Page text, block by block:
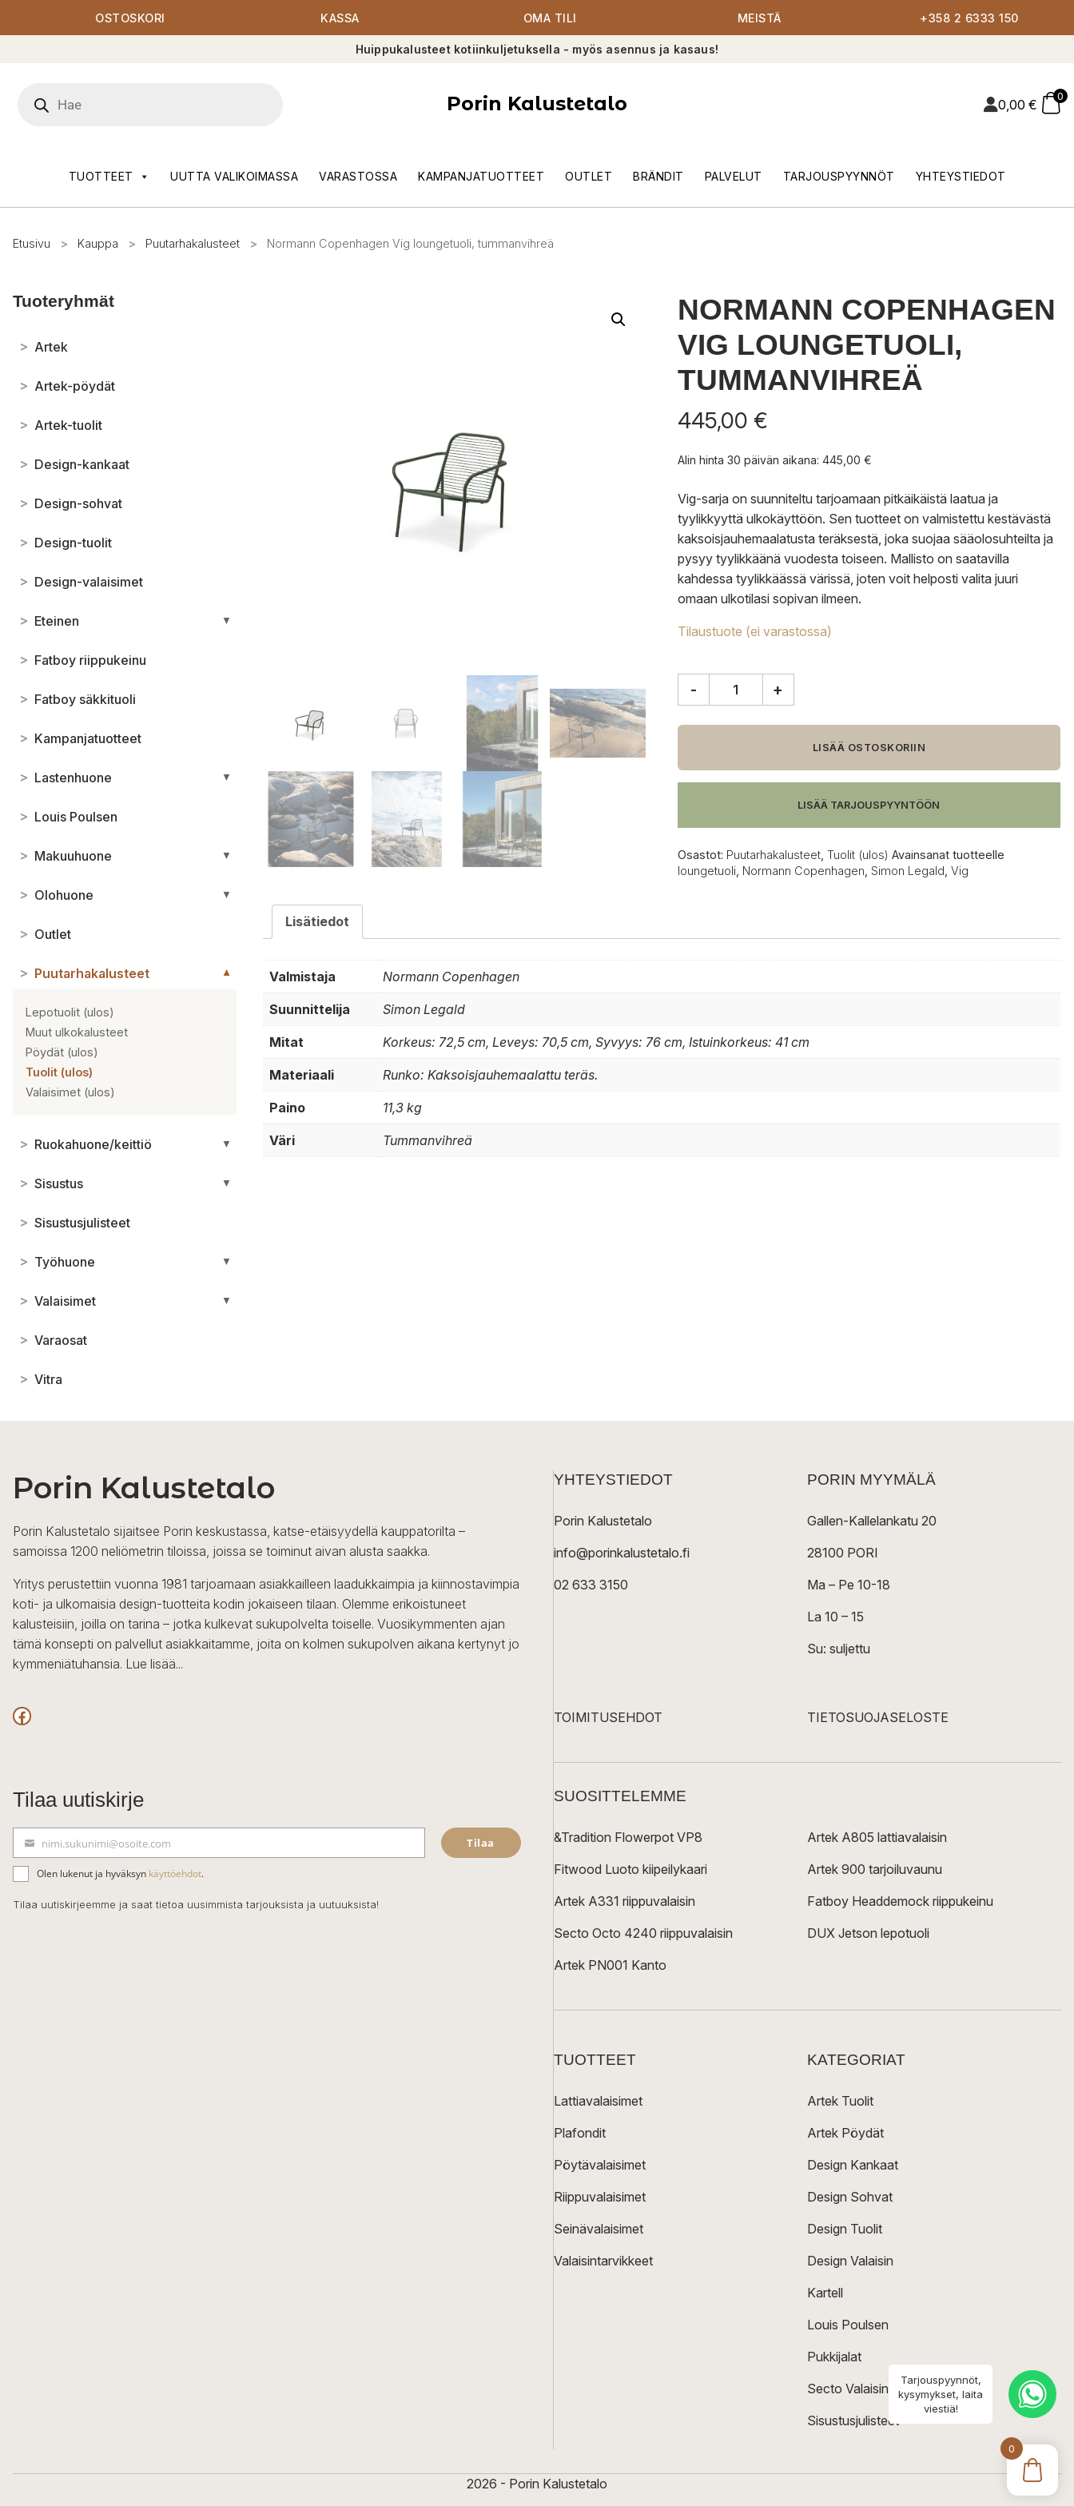
OSTOSKORI KASSA OMA TILI MEISTÄ +358 2 6333 150
Huippukalusteet kotiinkuljetuksella - myös asennus ja kasaus!
search
Porin Kalustetalo 0,00 €
0
TUOTTEET UUTTA VALIKOIMASSA VARASTOSSA KAMPANJATUOTTEET OUTLET BRÄNDIT PALVELUT TARJOUSPYYNNÖT YHTEYSTIEDOT
Etusivu > Kauppa > Puutarhakalusteet > Normann Copenhagen Vig loungetuoli, tummanvihreä
Tuoteryhmät
> Artek
> Artek-pöydät
> Artek-tuolit
> Design-kankaat
> Design-sohvat
> Design-tuolit
> Design-valaisimet
> Eteinen ▼
> Fatboy riippukeinu
> Fatboy säkkituoli
> Kampanjatuotteet
> Lastenhuone ▼
> Louis Poulsen
> Makuuhuone ▼
> Olohuone ▼
> Outlet
> Puutarhakalusteet ▼
Lepotuolit (ulos)
Muut ulkokalusteet
Pöydät (ulos)
Tuolit (ulos)
Valaisimet (ulos)
> Ruokahuone/keittiö ▼
> Sisustus ▼
> Sisustusjulisteet
> Työhuone ▼
> Valaisimet ▼
> Varaosat
> Vitra
NORMANN COPENHAGEN
VIG LOUNGETUOLI,
TUMMANVIHREÄ
445,00 €
Alin hinta 30 päivän aikana: 445,00 €
Vig-sarja on suunniteltu tarjoamaan pitkäikäistä laatua ja
tyylikkyyttä ulkokäyttöön. Sen tuotteet on valmistettu kestävästä
kaksoisjauhemaalatusta teräksestä, joka suojaa sääolosuhteilta ja
pysyy tyylikkäänä vuodesta toiseen. Mallisto on saatavilla
kahdessa tyylikkäässä värissä, joten voit helposti valita juuri
omaan ulkotilasi sopivan ilmeen.
Tilaustuote (ei varastossa)
Vig
tummanvihreä
määrä
- +
LISÄÄ OSTOSKORIIN
LISÄÄ TARJOUSPYYNTÖÖN
Osastot: Puutarhakalusteet, Tuolit (ulos) Avainsanat tuotteelle
loungetuoli, Normann Copenhagen Simon Legald Vig
Lisätiedot
Valmistaja Normann Copenhagen
Suunnittelija Simon Legald
Mitat Korkeus: 72,5 cm, Leveys: 70,5 cm, Syvyys: 76 cm, Istuinkorkeus: 41 cm
Materiaali Runko: Kaksoisjauhemaalattu teräs.
Paino 11,3 kg
Väri Tummanvihreä
0
Porin Kalustetalo
Porin Kalustetalo sijaitsee Porin keskustassa, katse-etäisyydellä kauppatorilta –
samoissa 1200 neliömetrin tiloissa, joissa se toiminut aivan alusta saakka.
Yritys perustettiin vuonna 1981 tarjoamaan asiakkailleen laadukkaimpia ja kiinnostavimpia
koti- ja ulkomaisia design-tuotteita kodin jokaiseen tilaan. Olemme erikoistuneet
kalusteisiin, joilla on tarina – jotka kulkevat sukupolvelta toiselle. Vuosikymmenten ajan
tämä konsepti on palvellut asiakkaitamme, joita on kolmen sukupolven aikana kertynyt jo
kymmeniätuhansia. Lue lisää...
Facebook
Tilaa uutiskirje
ä
h
k
nimi.sukunimi@osoite.com Tilaa
Olen lukenut ja hyväksyn käyttöehdot.
Tilaa uutiskirjeemme ja saat tietoa uusimmista tarjouksista ja uutuuksista!
YHTEYSTIEDOT
Porin Kalustetalo
info@porinkalustetalo.fi
02 633 3150
PORIN MYYMÄLÄ
Gallen-Kallelankatu 20
28100 PORI
Ma – Pe 10-18
La 10 – 15
Su: suljettu
TOIMITUSEHDOT TIETOSUOJASELOSTE
SUOSITTELEMME
&Tradition Flowerpot VP8
Fitwood Luoto kiipeilykaari
Artek A331 riippuvalaisin
Secto Octo 4240 riippuvalaisin
Artek PN001 Kanto
Artek A805 lattiavalaisin
Artek 900 tarjoiluvaunu
Fatboy Headdemock riippukeinu
DUX Jetson lepotuoli
TUOTTEET
Lattiavalaisimet
Plafondit
Pöytävalaisimet
Riippuvalaisimet
Seinävalaisimet
Valaisintarvikkeet
KATEGORIAT
Artek Tuolit
Artek Pöydät
Design Kankaat
Design Sohvat
Design Tuolit
Design Valaisin
Kartell
Louis Poulsen
Pukkijalat
Secto Valaisin
Sisustusjulisteet
2026 - Porin Kalustetalo
Tarjouspyynnöt,
kysymykset, laita
viestiä!